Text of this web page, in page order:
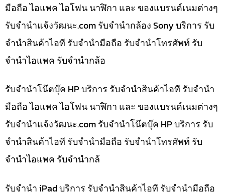
มือถือ ไอแพค ไอโฟน นาฬิกา และ ของแบรนด์เนมต่างๆ
รับจํานําแจ้งวัฒนะ.com รับจำนำกล้อง Sony บริการ รับ
จำนำสินค้าไอที รับจำนำมือถือ รับจำนำโทรศัพท์ รับ
จำนำไอแพค รับจำนำกล้อ
รับจำนำโน๊ตบุ๊ค HP บริการ รับจำนำสินค้าไอที รับจำนำ
มือถือ ไอแพค ไอโฟน นาฬิกา และ ของแบรนด์เนมต่างๆ
รับจํานําแจ้งวัฒนะ.com รับจำนำโน๊ตบุ๊ค HP บริการ รับ
จำนำสินค้าไอที รับจำนำมือถือ รับจำนำโทรศัพท์ รับ
จำนำไอแพค รับจำนำกล้
รับจำนำ iPad บริการ รับจำนำสินค้าไอที รับจำนำมือถือ